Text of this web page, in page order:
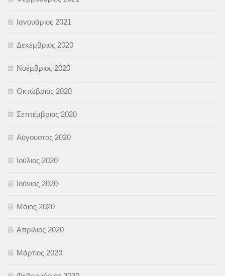
Ιανουάριος 2021
Δεκέμβριος 2020
Νοέμβριος 2020
Οκτώβριος 2020
Σεπτέμβριος 2020
Αύγουστος 2020
Ιούλιος 2020
Ιούνιος 2020
Μάιος 2020
Απρίλιος 2020
Μάρτιος 2020